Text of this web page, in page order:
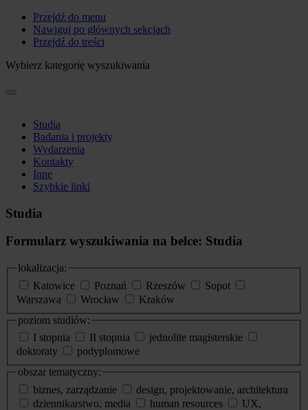
Przejdź do menu
Nawiguj po głównych sekcjach
Przejdź do treści
Wybierz kategorię wyszukiwania
Studia
Badania i projekty
Wydarzenia
Kontakty
Inne
Szybkie linki
Studia
Formularz wyszukiwania na belce: Studia
lokalizacja:
Katowice
Poznań Rzeszów
Sopot
Warszawa
Wrocław
Kraków
poziom studiów:
I stopnia
II stopnia
jednolite magisterskie
doktoraty
podyplomowe
obszar tematyczny:
biznes, zarządzanie
design, projektowanie, architektura
dziennikarstwo, media
human resources
UX,